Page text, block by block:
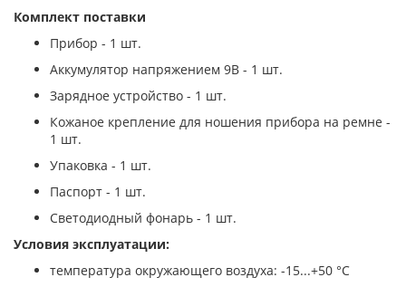
Комплект поставки
Прибор - 1 шт.
Аккумулятор напряжением 9В - 1 шт.
Зарядное устройство - 1 шт.
Кожаное крепление для ношения прибора на ремне -
1 шт.
Упаковка - 1 шт.
Паспорт - 1 шт.
Светодиодный фонарь - 1 шт.
Условия эксплуатации:
температура окружающего воздуха: -15...+50 °С